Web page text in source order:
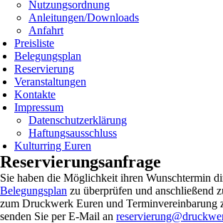
Nutzungsordnung
Anleitungen/Downloads
Anfahrt
Preisliste
Belegungsplan
Reservierung
Veranstaltungen
Kontakte
Impressum
Datenschutzerklärung
Haftungsausschluss
Kulturring Euren
Reservierungsanfrage
Sie haben die Möglichkeit ihren Wunschtermin
Belegungsplan zu überprüfen und anschließend
zum Druckwerk Euren und Terminvereinbarung
senden Sie per E-Mail an